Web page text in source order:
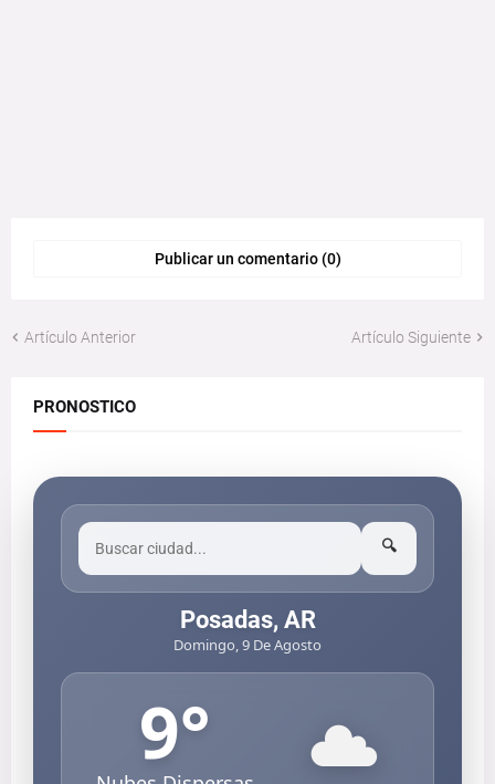
Publicar un comentario (0)
Artículo Anterior Artículo Siguiente
PRONOSTICO
🔍
Posadas, AR
Domingo, 9 De Agosto
9°